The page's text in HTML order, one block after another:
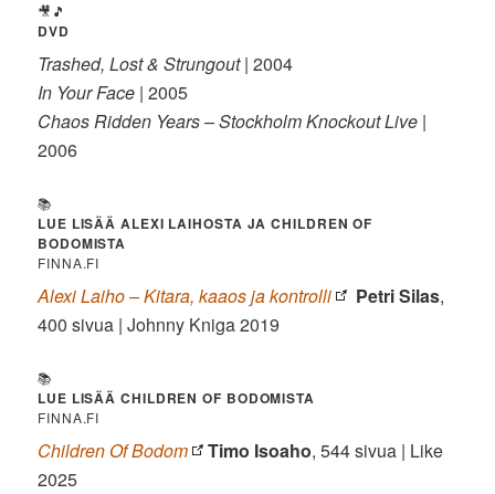
🎥🎵
DVD
Trashed, Lost & Strungout| 2004
In Your Face | 2005
Chaos Ridden Years – Stockholm Knockout Live |
2006
📚
LUE LISÄÄ ALEXI LAIHOSTA JA CHILDREN OF
BODOMISTA
FINNA.FI
Alexi Laiho – Kitara, kaaos ja kontrolli Petri Silas,
400 sivua | Johnny Kniga 2019
📚
LUE LISÄÄ CHILDREN OF BODOMISTA
FINNA.FI
Children Of Bodom Timo Isoaho, 544 sivua | Like
2025